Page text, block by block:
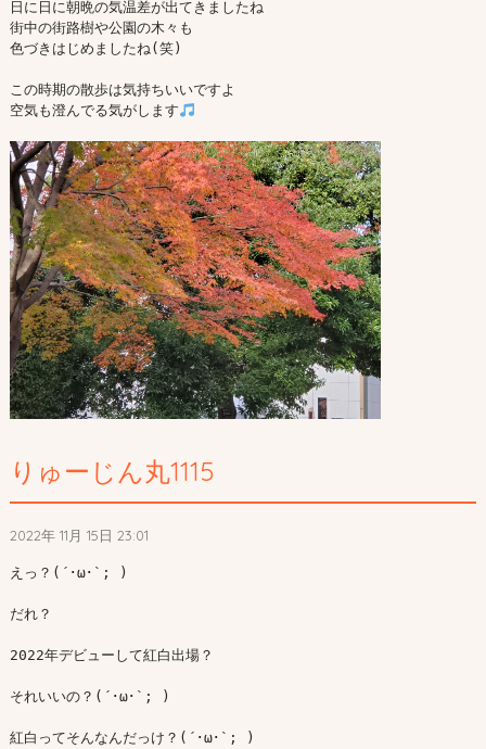
日に日に朝晩の気温差が出てきましたね
街中の街路樹や公園の木々も
色づきはじめましたね(笑)
この時期の散歩は気持ちいいですよ
空気も澄んでる気がします
りゅーじん丸1115
2022年 11月 15日 23:01
えっ？(´･ω･`; )
だれ？
2022年デビューして紅白出場？
それいいの？(´･ω･`; )
紅白ってそんなんだっけ？(´･ω･`; )